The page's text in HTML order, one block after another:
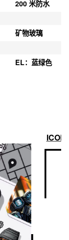
200 米防水
矿物玻璃
EL：蓝绿色